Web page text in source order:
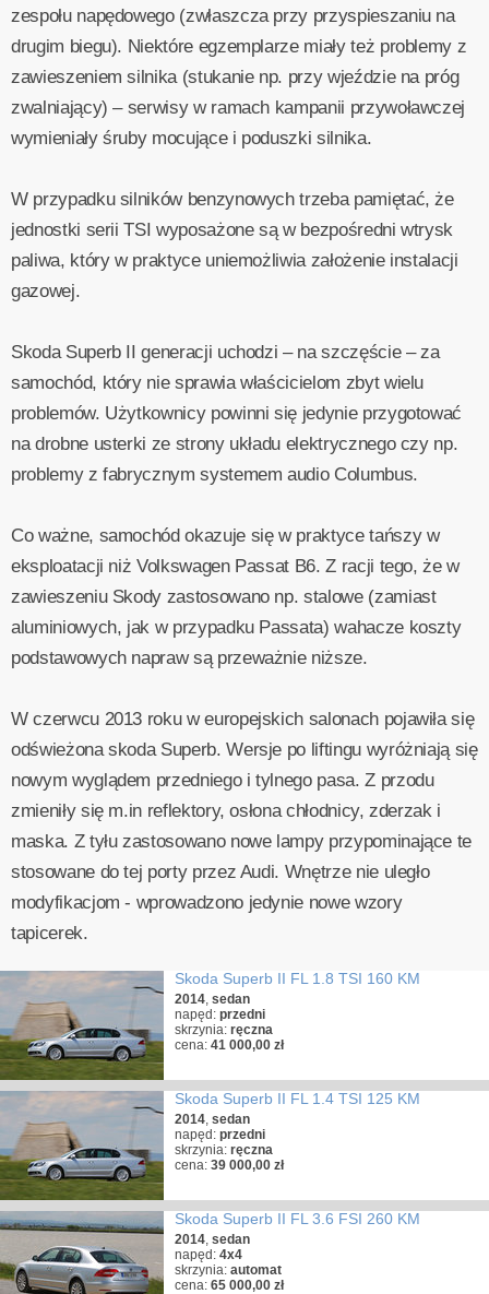
zespołu napędowego (zwłaszcza przy przyspieszaniu na
drugim biegu). Niektóre egzemplarze miały też problemy z
zawieszeniem silnika (stukanie np. przy wjeździe na próg
zwalniający) – serwisy w ramach kampanii przywoławczej
wymieniały śruby mocujące i poduszki silnika.
W przypadku silników benzynowych trzeba pamiętać, że
jednostki serii TSI wyposażone są w bezpośredni wtrysk
paliwa, który w praktyce uniemożliwia założenie instalacji
gazowej.
Skoda Superb II generacji uchodzi – na szczęście – za
samochód, który nie sprawia właścicielom zbyt wielu
problemów. Użytkownicy powinni się jedynie przygotować
na drobne usterki ze strony układu elektrycznego czy np.
problemy z fabrycznym systemem audio Columbus.
Co ważne, samochód okazuje się w praktyce tańszy w
eksploatacji niż Volkswagen Passat B6. Z racji tego, że w
zawieszeniu Skody zastosowano np. stalowe (zamiast
aluminiowych, jak w przypadku Passata) wahacze koszty
podstawowych napraw są przeważnie niższe.
W czerwcu 2013 roku w europejskich salonach pojawiła się
odświeżona skoda Superb. Wersje po liftingu wyróżniają się
nowym wyglądem przedniego i tylnego pasa. Z przodu
zmieniły się m.in reflektory, osłona chłodnicy, zderzak i
maska. Z tyłu zastosowano nowe lampy przypominające te
stosowane do tej porty przez Audi. Wnętrze nie uległo
modyfikacjom - wprowadzono jedynie nowe wzory
tapicerek.
Skoda Superb II FL 1.8 TSI 160 KM
2014, sedan
napęd: przedni
skrzynia: ręczna
cena: 41 000,00 zł
Skoda Superb II FL 1.4 TSI 125 KM
2014, sedan
napęd: przedni
skrzynia: ręczna
cena: 39 000,00 zł
Skoda Superb II FL 3.6 FSI 260 KM
2014, sedan
napęd: 4x4
skrzynia: automat
cena: 65 000,00 zł